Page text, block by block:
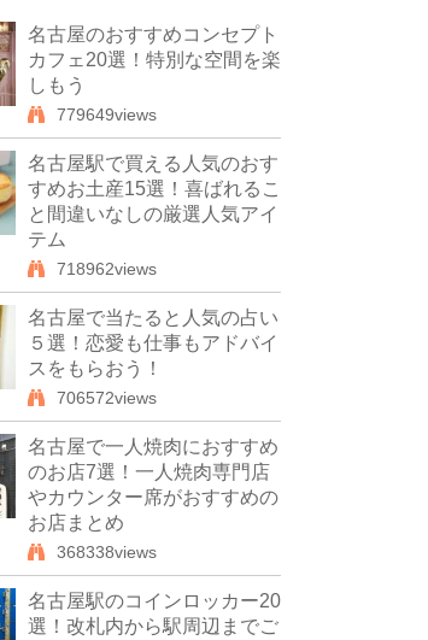
名古屋のおすすめコンセプト
カフェ20選！特別な空間を楽
しもう
779649views
名古屋駅で買える人気のおす
すめお土産15選！喜ばれるこ
と間違いなしの厳選人気アイ
テム
718962views
名古屋で当たると人気の占い
５選！恋愛も仕事もアドバイ
スをもらおう！
706572views
名古屋で一人焼肉におすすめ
のお店7選！一人焼肉専門店
やカウンター席がおすすめの
お店まとめ
368338views
名古屋駅のコインロッカー20
選！改札内から駅周辺までご